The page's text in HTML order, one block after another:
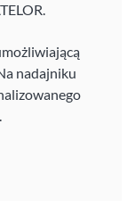
nadajniku